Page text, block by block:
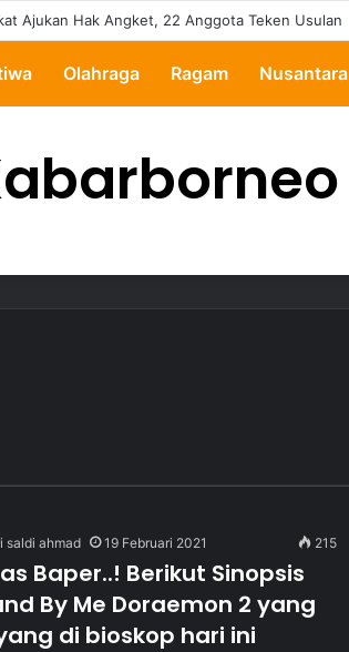
Ajukan Hak Angket, 22 Anggota Teken Usulan
Olahraga Ragam Nusantara
saldi ahmad 19 Februari 2021 215
Baper..! Berikut Sinopsis
By Me Doraemon 2 yang
di bioskop hari ini